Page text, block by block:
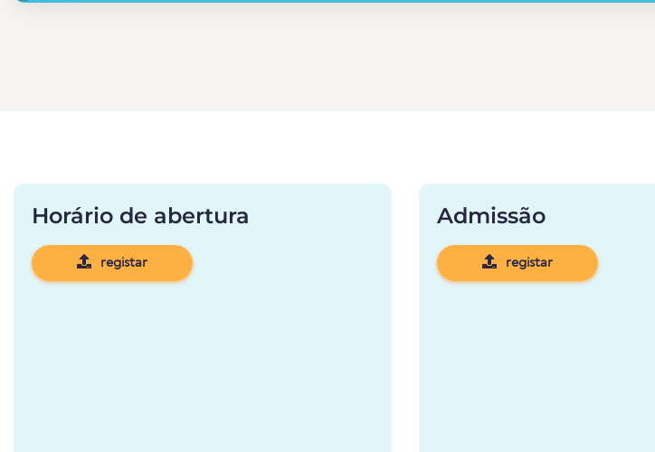
Horário de abertura
registar
Admissão
registar